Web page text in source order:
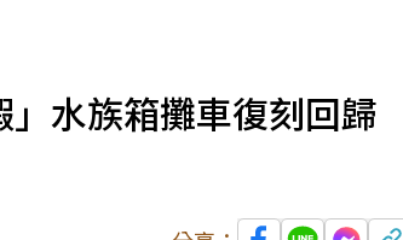
」水族箱攤車復刻回歸